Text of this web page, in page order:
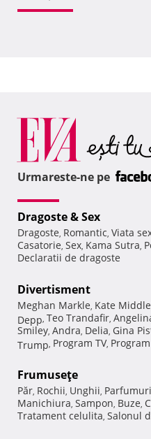
Urmareste-ne pe
Dragoste & Sex
Dragoste, Romantic, Viata
Casatorie, Sex, Kama Sutra,
Declaratii de dragoste
Divertisment
Meghan Markle, Kate
Depp, Teo Trandafir,
Smiley, Andra, Delia, Gina
Trump, Program TV,
Frumuseţe
Păr, Rochii, Unghii, Parfumuri
Manichiura, Sampon, Buze,
Tratament celulita, Salonul